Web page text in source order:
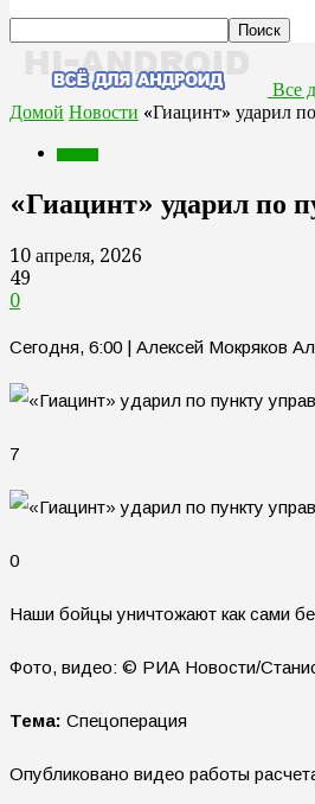
Все
Домой Новости «Гиацинт» ударил
«Гиацинт» ударил по
10 апреля, 2026
49
0
Сегодня, 6:00 | Алексей Мокряков
7
0
Наши бойцы уничтожают как сами
Фото, видео: © РИА Новости/
Тема: Спецоперация
Опубликовано видео работы